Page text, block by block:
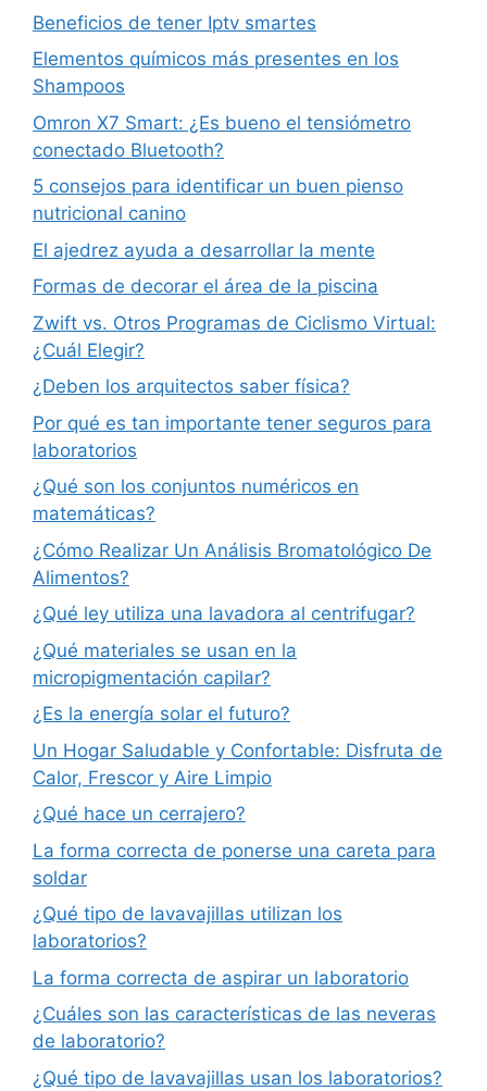
Beneficios de tener Iptv smartes
Elementos químicos más presentes en los
Shampoos
Omron X7 Smart: ¿Es bueno el tensiómetro
conectado Bluetooth?
5 consejos para identificar un buen pienso
nutricional canino
El ajedrez ayuda a desarrollar la mente
Formas de decorar el área de la piscina
Zwift vs. Otros Programas de Ciclismo Virtual:
¿Cuál Elegir?
¿Deben los arquitectos saber física?
Por qué es tan importante tener seguros para
laboratorios
¿Qué son los conjuntos numéricos en
matemáticas?
¿Cómo Realizar Un Análisis Bromatológico De
Alimentos?
¿Qué ley utiliza una lavadora al centrifugar?
¿Qué materiales se usan en la
micropigmentación capilar?
¿Es la energía solar el futuro?
Un Hogar Saludable y Confortable: Disfruta de
Calor, Frescor y Aire Limpio
¿Qué hace un cerrajero?
La forma correcta de ponerse una careta para
soldar
¿Qué tipo de lavavajillas utilizan los
laboratorios?
La forma correcta de aspirar un laboratorio
¿Cuáles son las características de las neveras
de laboratorio?
¿Qué tipo de lavavajillas usan los laboratorios?